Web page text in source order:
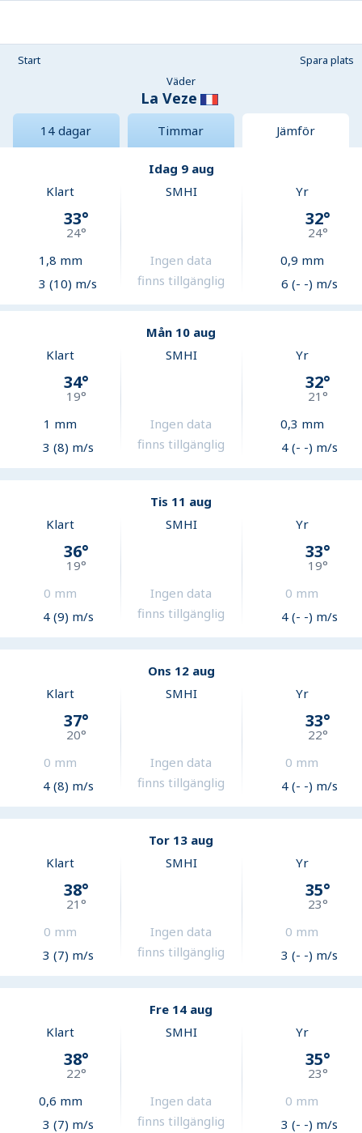
Start
Spara plats
Väder
La Veze
14 dagar Timmar Jämför
Idag 9 aug
Klart
33°
24°
1,8 mm
3 (10) m/s
SMHI
Ingen data
finns tillgänglig
Yr
32°
24°
0,9 mm
6 (- -) m/s
Mån 10 aug
Klart
34°
19°
1 mm
3 (8) m/s
SMHI
Ingen data
finns tillgänglig
Yr
32°
21°
0,3 mm
4 (- -) m/s
Tis 11 aug
Klart
36°
19°
0 mm
4 (9) m/s
SMHI
Ingen data
finns tillgänglig
Yr
33°
19°
0 mm
4 (- -) m/s
Ons 12 aug
Klart
37°
20°
0 mm
4 (8) m/s
SMHI
Ingen data
finns tillgänglig
Yr
33°
22°
0 mm
4 (- -) m/s
Tor 13 aug
Klart
38°
21°
0 mm
3 (7) m/s
SMHI
Ingen data
finns tillgänglig
Yr
35°
23°
0 mm
3 (- -) m/s
Fre 14 aug
Klart
38°
22°
0,6 mm
3 (7) m/s
SMHI
Ingen data
finns tillgänglig
Yr
35°
23°
0 mm
3 (- -) m/s